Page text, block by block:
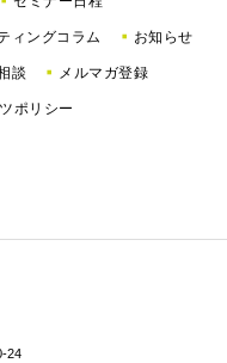
ィングコラム お知らせ
談 メルマガ登録
ポリシー
24